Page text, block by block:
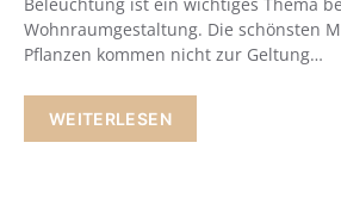
Wohnraumgestaltung. Die schönsten
Pflanzen kommen nicht zur Geltung…
WEITERLESEN